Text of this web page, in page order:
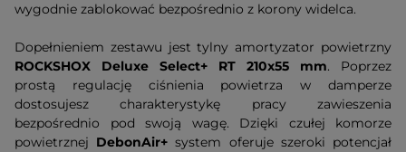
wygodnie zablokować bezpośrednio z korony widelca.
Dopełnieniem zestawu jest tylny amortyzator powietrzny
ROCKSHOX Deluxe Select+ RT 210x55 mm. Poprzez
prostą regulację ciśnienia powietrza w damperze
dostosujesz charakterystykę pracy zawieszenia
bezpośrednio pod swoją wagę. Dzięki czułej komorze
powietrznej DebonAir+ system oferuje szeroki potencjał